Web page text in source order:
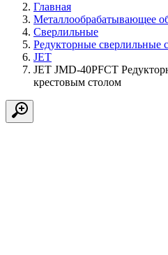
Главная
Металлообрабатывающее
Сверлильные
Редукторные сверлильные
JET
JET JMD-40PFCT
крестовым столом